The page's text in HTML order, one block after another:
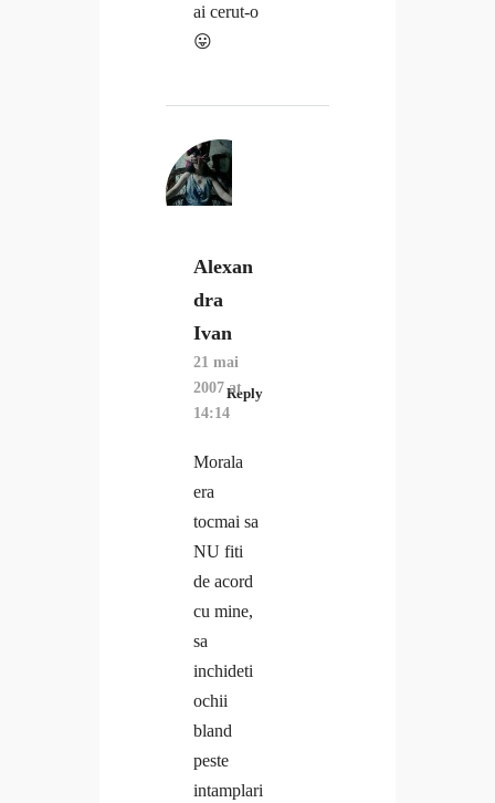
ai cerut-o
😛
Alexan
dra
Ivan
21 mai
2007 at
14:14
Reply
Morala
era
tocmai sa
NU fiti
de acord
cu mine,
sa
inchideti
ochii
bland
peste
intamplari